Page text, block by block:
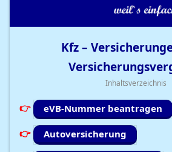
Kfz –
Inhaltsverzeichnis
eVB-Nummer beantragen
Autoversicherung